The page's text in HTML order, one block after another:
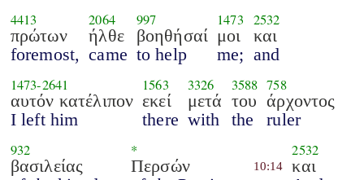
4413
πρώτων
foremost,
2064
ήλθε
came
997
βοηθήσαί
to help
1473
μοι
me;
2532
και
and
1473-2641
αυτόν κατέλιπον
I left him
1563
εκεί
there
3326
μετά
with
3588
του
the
758
άρχοντος
ruler
932
βασιλείας
*
Περσών
10:14
2532
και